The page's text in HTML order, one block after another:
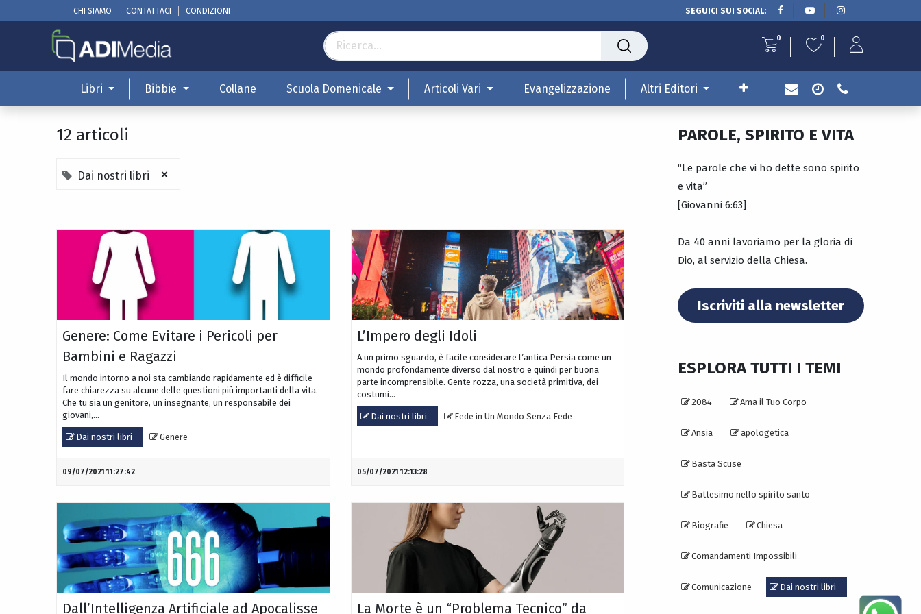
CHI SIAMO CONTATTACI CONDIZIONI SEGUICI SUI SOCIAL:
0 0
Libri Bibbie Collane Scuola Domenicale Articoli Vari Evangelizzazione Altri Editori
12 articoli
Dai nostri libri ×
Genere: Come Evitare i Pericoli per
Bambini e Ragazzi
Il mondo intorno a noi sta cambiando rapidamente ed è difficile
fare chiarezza su alcune delle questioni più importanti della vita.
Che tu sia un genitore, un insegnante, un responsabile dei
giovani,...
Dai nostri libri Genere
09/07/2021 11:27:42
L’Impero degli Idoli
A un primo sguardo, è facile considerare l’antica Persia come un
mondo profondamente diverso dal nostro e quindi per buona
parte incomprensibile. Gente rozza, una società primitiva, dei
costumi...
Dai nostri libri Fede in Un Mondo Senza Fede
05/07/2021 12:13:28
Dall’Intelligenza Artificiale ad Apocalisse La Morte è un “Problema Tecnico” da
PAROLE, SPIRITO E VITA
“Le parole che vi ho dette sono spirito
e vita”
[Giovanni 6:63]
Da 40 anni lavoriamo per la gloria di
Dio, al servizio della Chiesa.
Iscriviti alla newsletter
ESPLORA TUTTI I TEMI
2084 Ama il Tuo Corpo
Ansia apologetica
Basta Scuse
Battesimo nello spirito santo
Biografie Chiesa
Comandamenti Impossibili
Comunicazione Dai nostri libri